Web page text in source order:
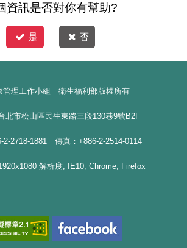
資訊是否對你有幫助?
是 否
管理工作小組 衛生福利部版權所有
北市松山區民生東路三段130巷9號B2F
2-2718-1881 傳真：+886-2-2514-0114
解析度, IE10, Chrome, Firefox